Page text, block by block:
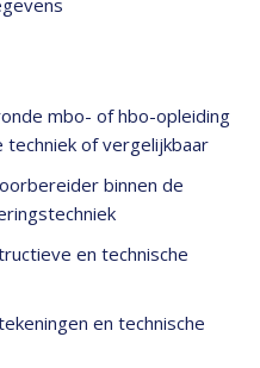
mbo- of hbo-opleiding
techniek of vergelijkbaar
binnen de
en technische
en technische